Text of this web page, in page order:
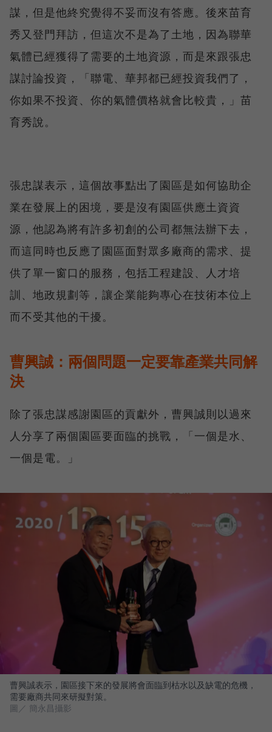
謀，但是他終究覺得不妥而沒有答應。後來苗育
秀又登門拜訪，但這次不是為了土地，因為聯華
氣體已經獲得了需要的土地資源，而是來跟張忠
謀討論投資，「聯電、華邦都已經投資我們了，
你如果不投資、你的氣體價格就會比較貴，」苗
育秀說。
張忠謀表示，這個故事點出了園區是如何協助企
業在發展上的困境，要是沒有園區供應土資資
源，他認為將有許多初創的公司都無法辦下去，
而這同時也反應了園區面對眾多廠商的需求、提
供了單一窗口的服務，包括工程建設、人才培
訓、地政規劃等，讓企業能夠專心在技術本位上
而不受其他的干擾。
曹興誠：兩個問題一定要靠產業共同解
決
除了張忠謀感謝園區的貢獻外，曹興誠則以過來
人分享了兩個園區要面臨的挑戰，「一個是水、
一個是電。」
曹興誠表示，園區接下來的發展將會面臨到枯水以及缺電的危機，
需要廠商共同來研擬對策。
圖／ 簡永昌攝影